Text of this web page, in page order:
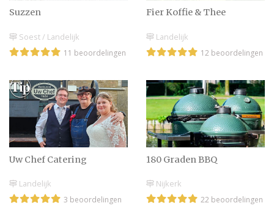
Suzzen
Soest / Landelijk
11 beoordelingen
Fier Koffie & Thee
Landelijk
12 beoordelingen
Uw Chef Catering
Landelijk
3 beoordelingen
180 Graden BBQ
Nijkerk
22 beoordelingen